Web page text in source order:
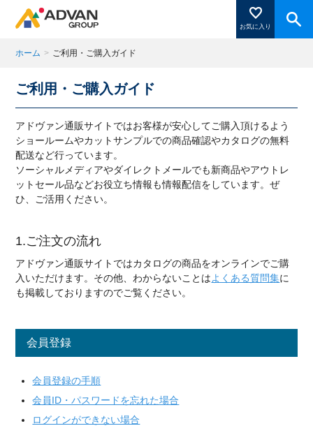
お気に入り
商品ページにある「お気に入り登録」を押すと登録した
商品がここに表示されます。
閉じる
ホーム > ご利用・ご購入ガイド
ご利用・ご購入ガイド
アドヴァン通販サイトではお客様が安心してご購入頂けるよう
ショールームやカットサンプルでの商品確認やカタログの無料
配送など行っています。
ソーシャルメディアやダイレクトメールでも新商品やアウトレ
ットセール品などお役立ち情報も情報配信をしています。ぜ
ひ、ご活用ください。
1.ご注文の流れ
アドヴァン通販サイトではカタログの商品をオンラインでご購
入いただけます。その他、わからないことはよくある質問集に
も掲載しておりますのでご覧ください。
会員登録
会員登録の手順
会員ID・パスワードを忘れた場合
ログインができない場合